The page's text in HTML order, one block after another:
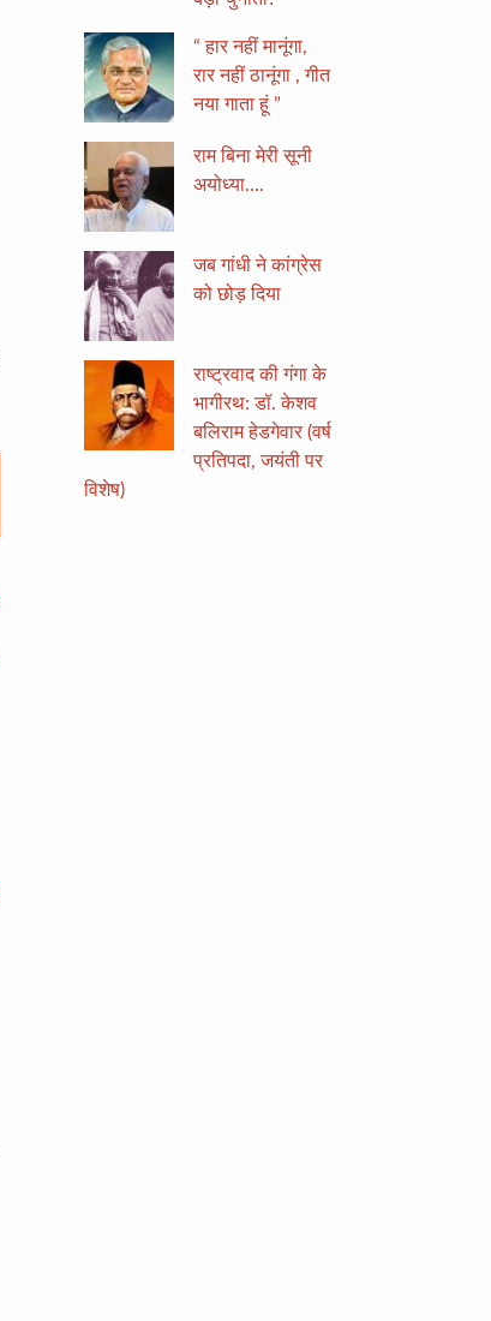
“ हार नहीं मानूंगा,
रार नहीं ठानूंगा , गीत
नया गाता हूं ”
राम बिना मेरी सूनी
अयोध्या….
जब गांधी ने कांग्रेस
को छोड़ दिया
राष्ट्रवाद की गंगा के
भागीरथ: डॉ. केशव
बलिराम हेडगेवार (वर्ष
प्रतिपदा, जयंती पर
विशेष)